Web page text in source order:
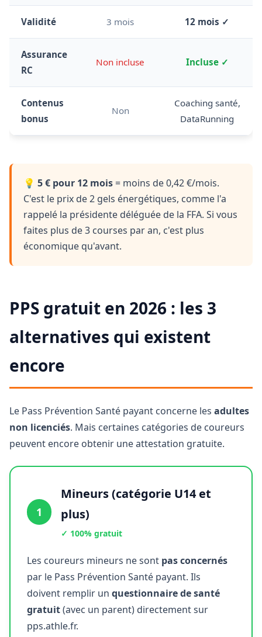
Validité 3 mois 12 mois ✓
Assurance
RC
Non incluse Incluse ✓
Contenus
bonus
Non
Coaching santé,
DataRunning
💡 5 € pour 12 mois = moins de 0,42 €/mois.
C'est le prix de 2 gels énergétiques, comme l'a
rappelé la présidente déléguée de la FFA. Si vous
faites plus de 3 courses par an, c'est plus
économique qu'avant.
PPS gratuit en 2026 : les 3
alternatives qui existent
encore
Le Pass Prévention Santé payant concerne les adultes
non licenciés. Mais certaines catégories de coureurs
peuvent encore obtenir une attestation gratuite.
1
Mineurs (catégorie U14 et
plus)
✓ 100% gratuit
Les coureurs mineurs ne sont pas concernés
par le Pass Prévention Santé payant. Ils
doivent remplir un questionnaire de santé
gratuit(avec un parent) directement sur
pps.athle.fr.